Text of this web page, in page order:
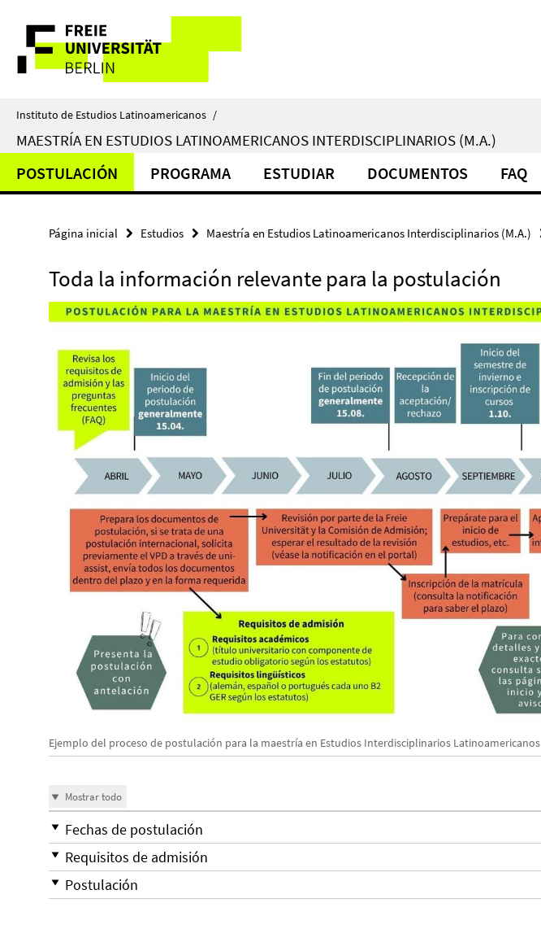
direkt
Inhalt
Herramientas
de
navegación
Instituto de Estudios Latinoamericanos /
MAESTRÍA EN ESTUDIOS LATINOAMERICANOS INTERDISCIPLINARIOS (M.A.)
POSTULACIÓN PROGRAMA ESTUDIAR DOCUMENTOS FAQ
Página inicial Estudios Maestría en Estudios Latinoamericanos Interdisciplinarios (M.A.)
Toda la información relevante para la postulación
Ejemplo del proceso de postulación para la maestría en Estudios Interdisciplinarios Latinoamericanos
Mostrar todo
Fechas de postulación
Requisitos de admisión
Postulación